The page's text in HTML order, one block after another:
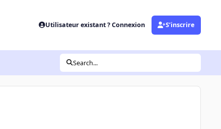
Utilisateur existant ? Connexion S’inscrire
Search...